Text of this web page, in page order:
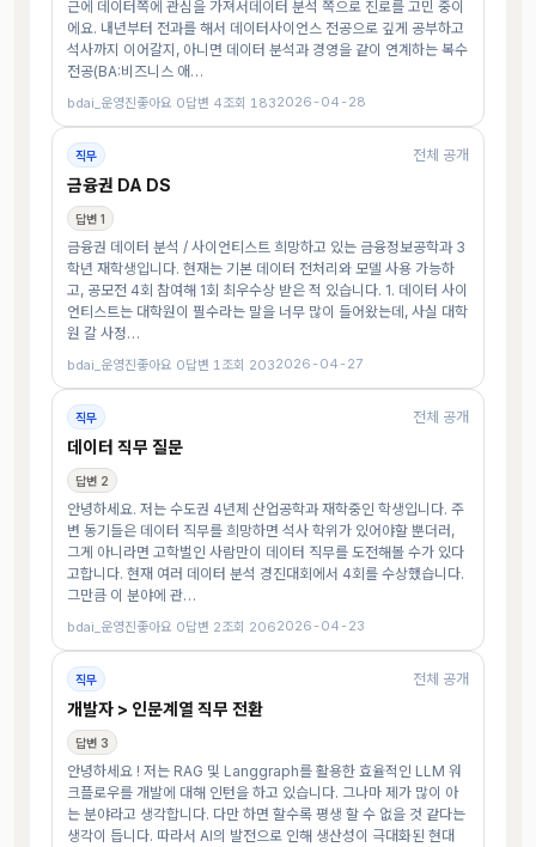
근에 데이터쪽에 관심을 가져서데이터 분석 쪽으로 진로를 고민 중이
에요. 내년부터 전과를 해서 데이터사이언스 전공으로 깊게 공부하고
석사까지 이어갈지, 아니면 데이터 분석과 경영을 같이 연계하는 복수
전공(BA:비즈니스 애…
bdai_운영진좋아요 0답변 4조회 1832026-04-28
직무 전체 공개
금융권 DA DS
답변 1
금융권 데이터 분석 / 사이언티스트 희망하고 있는 금융정보공학과 3
학년 재학생입니다. 현재는 기본 데이터 전처리와 모델 사용 가능하
고, 공모전 4회 참여해 1회 최우수상 받은 적 있습니다. 1. 데이터 사이
언티스트는 대학원이 필수라는 말을 너무 많이 들어왔는데, 사실 대학
원 갈 사정…
bdai_운영진좋아요 0답변 1조회 2032026-04-27
직무 전체 공개
데이터 직무 질문
답변 2
안녕하세요. 저는 수도권 4년제 산업공학과 재학중인 학생입니다. 주
변 동기들은 데이터 직무를 희망하면 석사 학위가 있어야할 뿐더러,
그게 아니라면 고학벌인 사람만이 데이터 직무를 도전해볼 수가 있다
고합니다. 현재 여러 데이터 분석 경진대회에서 4회를 수상했습니다.
그만큼 이 분야에 관…
bdai_운영진좋아요 0답변 2조회 2062026-04-23
직무 전체 공개
개발자 > 인문계열 직무 전환
답변 3
안녕하세요 ! 저는 RAG 및 Langgraph를 활용한 효율적인 LLM 워
크플로우를 개발에 대해 인턴을 하고 있습니다. 그나마 제가 많이 아
는 분야라고 생각합니다. 다만 하면 할수록 평생 할 수 없을 것 같다는
생각이 듭니다. 따라서 AI의 발전으로 인해 생산성이 극대화된 현대